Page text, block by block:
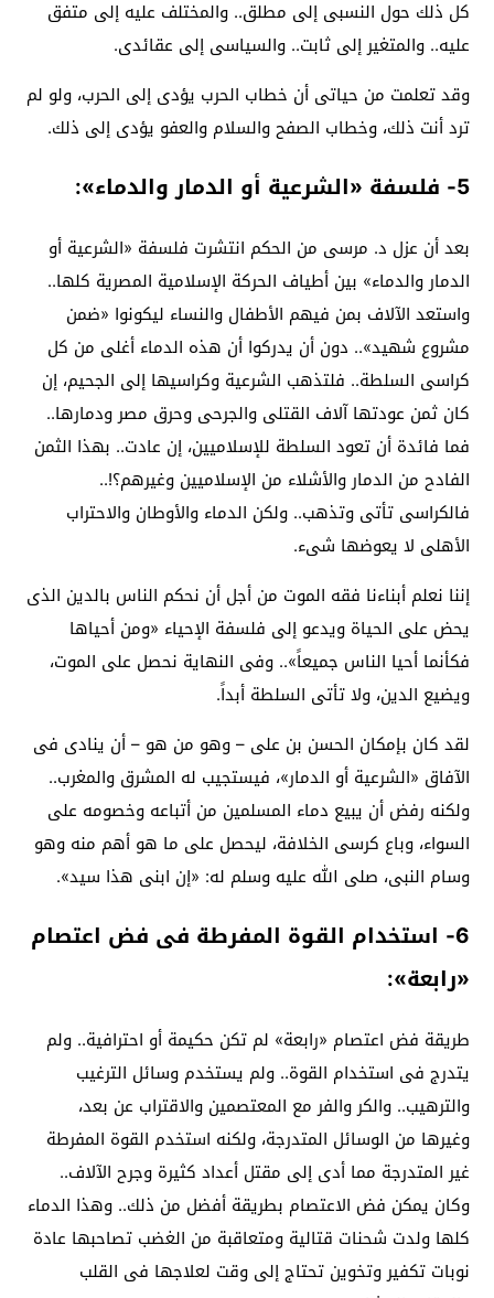
كل ذلك حول النسبى إلى مطلق.. والمختلف عليه إلى متفق
عليه.. والمتغير إلى ثابت.. والسياسى إلى عقائدى.
وقد تعلمت من حياتى أن خطاب الحرب يؤدى إلى الحرب، ولو لم
ترد أنت ذلك، وخطاب الصفح والسلام والعفو يؤدى إلى ذلك.
5- فلسفة «الشرعية أو الدمار والدماء»:
بعد أن عزل د. مرسى من الحكم انتشرت فلسفة «الشرعية أو
الدمار والدماء» بين أطياف الحركة الإسلامية المصرية كلها..
واستعد الآلاف بمن فيهم الأطفال والنساء ليكونوا «ضمن
مشروع شهيد».. دون أن يدركوا أن هذه الدماء أغلى من كل
كراسى السلطة.. فلتذهب الشرعية وكراسيها إلى الجحيم، إن
كان ثمن عودتها آلاف القتلى والجرحى وحرق مصر ودمارها..
فما فائدة أن تعود السلطة للإسلاميين، إن عادت.. بهذا الثمن
الفادح من الدمار والأشلاء من الإسلاميين وغيرهم؟!..
فالكراسى تأتى وتذهب.. ولكن الدماء والأوطان والاحتراب
الأهلى لا يعوضها شىء.
إننا نعلم أبناءنا فقه الموت من أجل أن نحكم الناس بالدين الذى
يحض على الحياة ويدعو إلى فلسفة الإحياء «ومن أحياها
فكأنما أحيا الناس جميعاً».. وفى النهاية نحصل على الموت،
ويضيع الدين، ولا تأتى السلطة أبداً.
لقد كان بإمكان الحسن بن على – وهو من هو – أن ينادى فى
الآفاق «الشرعية أو الدمار»، فيستجيب له المشرق والمغرب..
ولكنه رفض أن يبيع دماء المسلمين من أتباعه وخصومه على
السواء، وباع كرسى الخلافة، ليحصل على ما هو أهم منه وهو
وسام النبى، صلى الله عليه وسلم له: «إن ابنى هذا سيد».
6- استخدام القوة المفرطة فى فض اعتصام
«رابعة»:
طريقة فض اعتصام «رابعة» لم تكن حكيمة أو احترافية.. ولم
يتدرج فى استخدام القوة.. ولم يستخدم وسائل الترغيب
والترهيب.. والكر والفر مع المعتصمين والاقتراب عن بعد،
وغيرها من الوسائل المتدرجة، ولكنه استخدم القوة المفرطة
غير المتدرجة مما أدى إلى مقتل أعداد كثيرة وجرح الآلاف..
وكان يمكن فض الاعتصام بطريقة أفضل من ذلك.. وهذا الدماء
كلها ولدت شحنات قتالية ومتعاقبة من الغضب تصاحبها عادة
نوبات تكفير وتخوين تحتاج إلى وقت لعلاجها فى القلب